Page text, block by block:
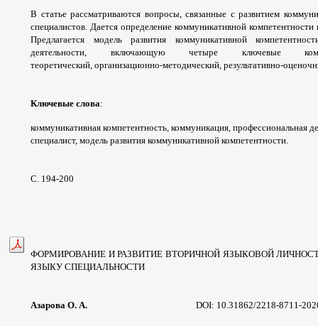
В статье рассматриваются вопросы,связанные с развитием
специалистов. Дается определение коммуникативной
Предлагается модель развития коммуникативной
деятельности, включающую четыре ключевые
теоретический, организационно-методический, результативно-
Ключевые слова:
коммуникативная компетентность, коммуникация, профессиональная
специалист, модель развития коммуникативной компетентности.
С. 194-200
ФОРМИРОВАНИЕ И РАЗВИТИЕ ВТОРИЧНОЙ ЯЗЫКОВОЙ
ЯЗЫКУ СПЕЦИАЛЬНОСТИ
Азарова О. А. DOI: 10.31862/2218-8711-